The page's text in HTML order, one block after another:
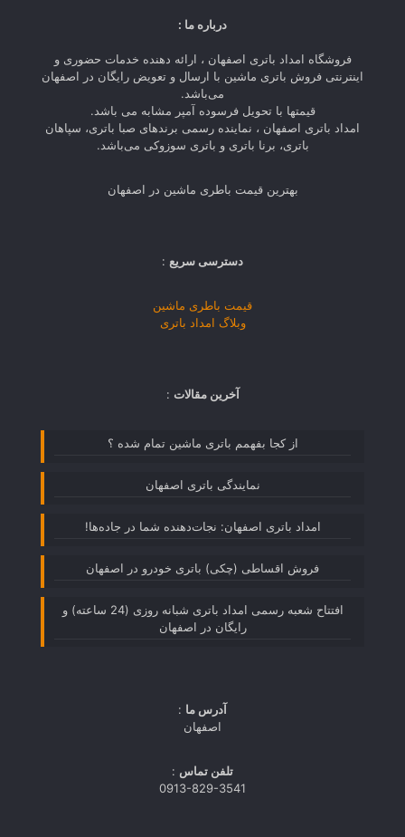
درباره ما :
فروشگاه امداد باتری اصفهان ، ارائه دهنده خدمات حضوری و
اینترنتی فروش باتری ماشین با ارسال و تعویض رایگان در اصفهان
می‌باشد.
قیمتها با تحویل فرسوده آمپر مشابه می باشد.
امداد باتری اصفهان ، نماینده رسمی برندهای صبا باتری، سپاهان
باتری، برنا باتری و باتری سوزوکی می‌باشد.
بهترین قیمت باطری ماشین در اصفهان
دسترسی سریع :
قیمت باطری ماشین
وبلاگ امداد باتری
آخرین مقالات :
از کجا بفهمم باتری ماشین تمام شده ؟
نمایندگی باتری اصفهان
امداد باتری اصفهان: نجات‌دهنده شما در جاده‌ها!
فروش اقساطی (چکی) باتری خودرو در اصفهان
افتتاح شعبه رسمی امداد باتری شبانه روزی (24 ساعته) و
رایگان در اصفهان
آدرس ما :
اصفهان
تلفن تماس :
0913-829-3541